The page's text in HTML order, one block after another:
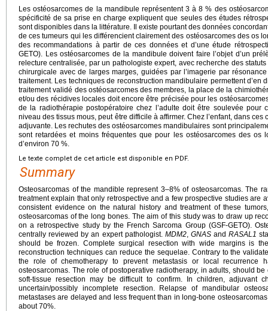
Les ostéosarcomes de la mandibule représentent 3 à 8 % des
spécificité de sa prise en charge expliquent que seules des études
sont disponibles dans la littérature. Il existe pourtant des données
de ces tumeurs qui les différencient clairement des ostéosarcomes des os
des recommandations à partir de ces données et d’une étude
GETO). Les ostéosarcomes de la mandibule doivent faire l’objet d’un
relecture centralisée, par un pathologiste expert, avec recherche des
chirurgicale avec de larges marges, guidées par l’imagerie par
traitement. Les techniques de reconstruction mandibulaire permettent d’en
traitement validé des ostéosarcomes des membres, la place de la
et/ou des récidives locales doit encore être précisée pour les
de la radiothérapie postopératoire chez l’adulte doit être soulevée pour
niveau des tissus mous, peut être difficile à affirmer. Chez l’enfant, dans
adjuvante. Les rechutes des ostéosarcomes mandibulaires sont
sont retardées et moins fréquentes que pour les ostéosarcomes des
d’environ 70 %.
Le texte complet de cet article est disponible en PDF.
Summary
Osteosarcomas of the mandible represent 3–8% of osteosarcomas. The
treatment explain that only retrospective and a few prospective studies are
consistent evidence on the natural history and treatment of these
osteosarcomas of the long bones. The aim of this study was to draw up
on a retrospective study by the French Sarcoma Group (GSF-GETO).
centrally reviewed by an expert pathologist. MDM2, GNASandRASAL1
should be frozen. Complete surgical resection with wide margins is
reconstruction techniques can reduce the sequelae. Contrary to the
the role of chemotherapy to prevent metastasis or local recurrence
osteosarcomas. The role of postoperative radiotherapy, in adults, should
soft-tissue resection may be difficult to confirm. In children, adjuvant
uncertain/possibly incomplete resection. Relapse of mandibular
metastases are delayed and less frequent than in long-bone
about 70%.